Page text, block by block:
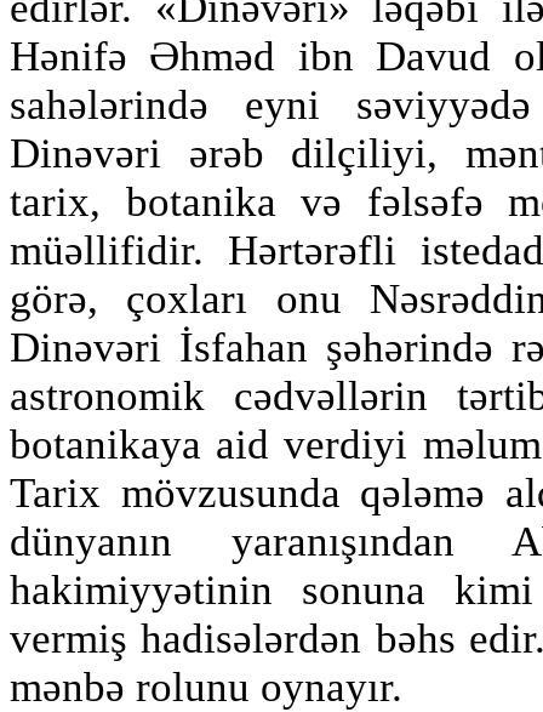
Hənifə Əhməd ibn Davud
sahələrində eyni
Dinəvəri ərəb dilçiliyi,
tarix, botanika və fəlsəfə
müəllifidir. Hərtərəfli
görə, çoxları onu
Dinəvəri İsfahan şəhərində
astronomik cədvəllərin
botanikaya aid verdiyi
Tarix mövzusunda qələmə
dünyanın
hakimiyyətinin sonuna
vermiş hadisələrdən bəhs
mənbə rolunu oynayır.